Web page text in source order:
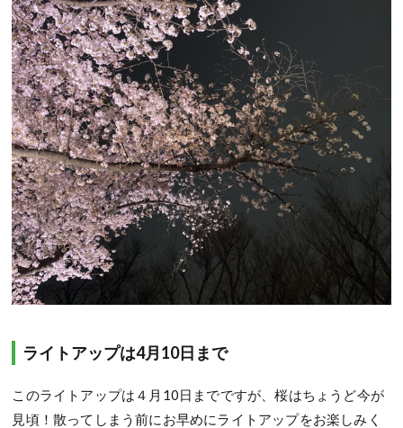
ライトアップは4月10日まで
このライトアップは４月10日までですが、桜はちょうど今が
見頃！散ってしまう前にお早めにライトアップをお楽しみく